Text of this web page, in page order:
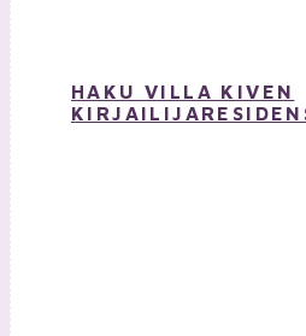
HAKU VILLA KIVEN